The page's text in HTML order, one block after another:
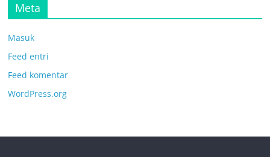
Meta
Masuk
Feed entri
Feed komentar
WordPress.org